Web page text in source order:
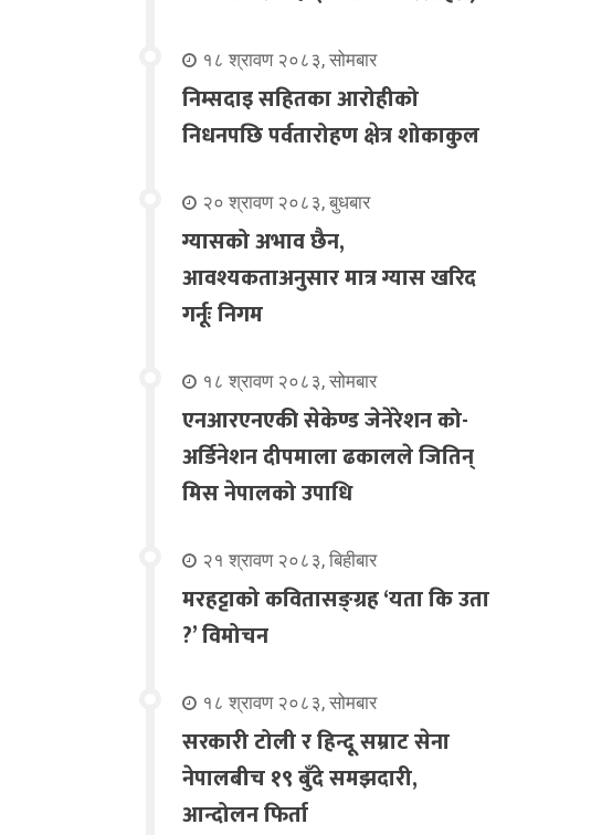
१८ श्रावण २०८३, सोमबार
निम्सदाइ सहितका आरोहीको
निधनपछि पर्वतारोहण क्षेत्र शोकाकुल
२० श्रावण २०८३, बुधबार
ग्यासको अभाव छैन,
आवश्यकताअनुसार मात्र ग्यास खरिद
गर्नूः निगम
१८ श्रावण २०८३, सोमबार
एनआरएनएकी सेकेण्ड जेनेरेशन को-
अर्डिनेशन दीपमाला ढकालले जितिन्
मिस नेपालको उपाधि
२१ श्रावण २०८३, बिहीबार
मरहट्टाको कवितासङ्ग्रह ‘यता कि उता
?’ विमोचन
१८ श्रावण २०८३, सोमबार
सरकारी टोली र हिन्दू सम्राट सेना
नेपालबीच १९ बुँदे समझदारी,
आन्दोलन फिर्ता